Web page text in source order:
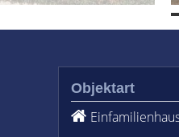
Objektart